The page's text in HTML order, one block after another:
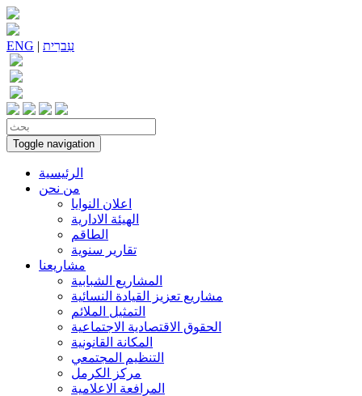
ENG | עִברִית
Toggle navigation
الرئيسية
من نحن
اعلان النوايا
الهيئة الادارية
الطاقم
تقارير سنوية
مشاريعنا
المشاريع الشبابية
مشاريع تعزيز القيادة النسائية
التمثيل الملائم
الحقوق الاقتصادية الاجتماعية
المكانة القانونية
التنظيم المجتمعي
مركز الكرمل
المرافعة الاعلامية